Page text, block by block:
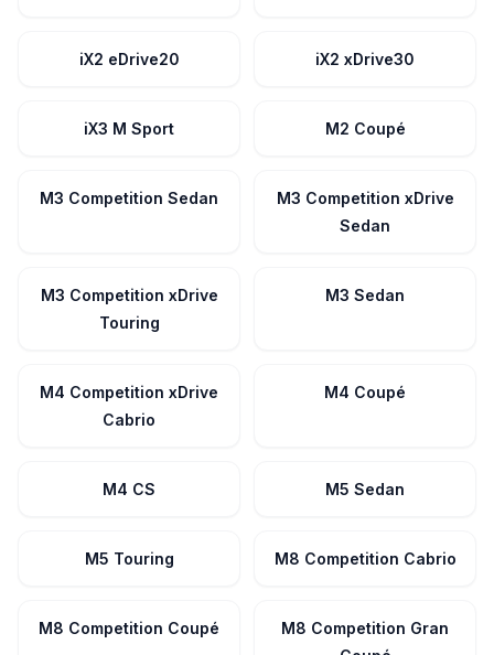
iX2 eDrive20 iX2 xDrive30
iX3 M Sport M2 Coupé
M3 Competition Sedan
M3 Competition xDrive
Sedan
M3 Competition xDrive
Touring
M3 Sedan
M4 Competition xDrive
Cabrio
M4 Coupé
M4 CS M5 Sedan
M5 Touring M8 Competition Cabrio
M8 Competition Coupé
M8 Competition Gran